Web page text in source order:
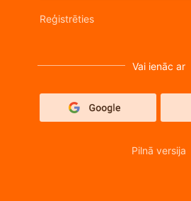
Reģistrēties
Vai ienāc ar
Pilnā versija